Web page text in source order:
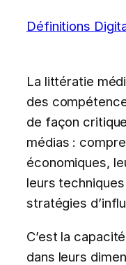
Définitions
La littératie
des
de façon
médias :
économiques,
leurs
stratégies
C’est la
dans leurs